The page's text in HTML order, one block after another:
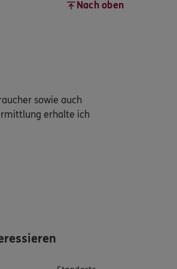
Nach oben
sowie auch
erhalte ich